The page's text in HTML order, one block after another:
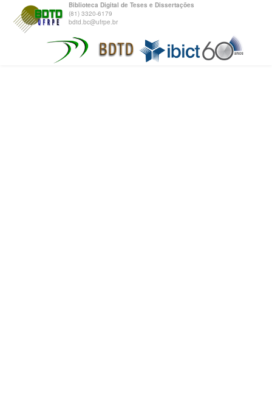
Biblioteca Digital de Teses e Dissertações
(81) 3320-6179
bdtd.bc@ufrpe.br